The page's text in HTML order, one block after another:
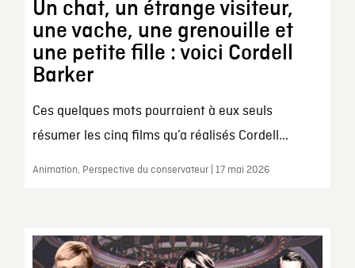
Un chat, un étrange visiteur,
une vache, une grenouille et
une petite fille : voici Cordell
Barker
Ces quelques mots pourraient à eux seuls
résumer les cinq films qu’a réalisés Cordell...
Animation, Perspective du conservateur | 17 mai 2026